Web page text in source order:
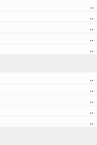
..
..
..
..
..
..
..
..
..
..